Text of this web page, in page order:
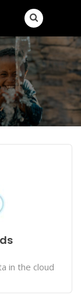
in the cloud